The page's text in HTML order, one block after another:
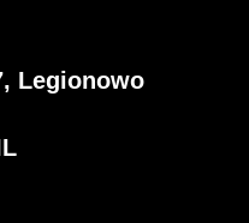
Legionowo